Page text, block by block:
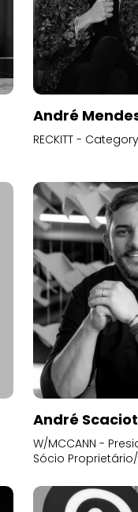
André
RECKITT -
André
W/MCCANN -
Sócio